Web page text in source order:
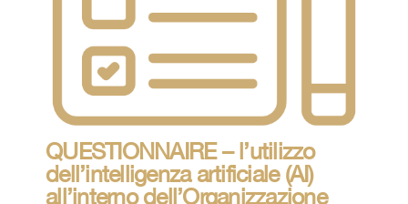
QUESTIONNAIRE – l’utilizzo
dell’intelligenza artificiale (AI)
all’interno dell’Organizzazione